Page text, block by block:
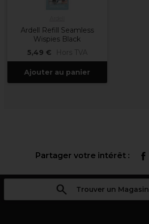
Ardell Refill Seamless
Wispies Black
5,49 €
Hors TVA
Ajouter au panier
Partager votre intérêt :
Trouver un Magasin